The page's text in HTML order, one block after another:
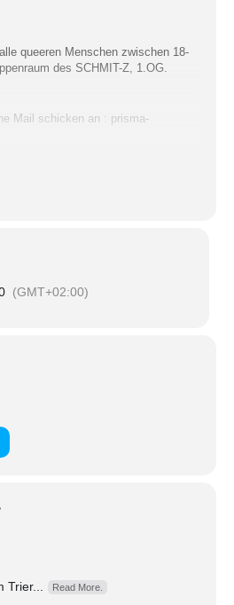
queeren Menschen zwischen 18-
des SCHMIT-Z, 1.OG.
Mail schicken an : prisma-
group room (Mustorstr. 4, 1st
(GMT+02:00)
Read More.